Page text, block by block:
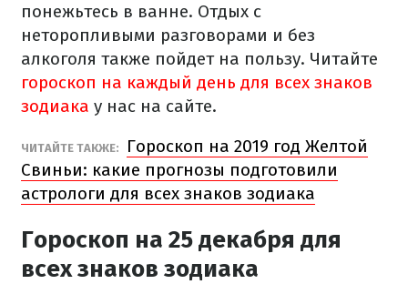
понежьтесь в ванне. Отдых с
неторопливыми разговорами и без
алкоголя также пойдет на пользу. Читайте
гороскоп на каждый день для всех знаков
зодиака у нас на сайте.
ЧИТАЙТЕ ТАКЖЕ:
Гороскоп на 2019 год Желтой
Свиньи: какие прогнозы подготовили
астрологи для всех знаков зодиака
Гороскоп на 25 декабря для
всех знаков зодиака